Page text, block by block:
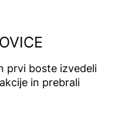
prvi boste izvedeli
in prebrali